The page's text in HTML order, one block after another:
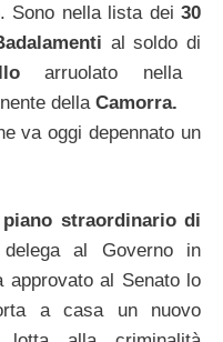
Sono nella lista dei 30
al soldo di
arruolato nella
dellaCamorra.
va oggi depennato un
piano straordinario di
al Governo in
approvato al Senato lo
a casa un nuovo